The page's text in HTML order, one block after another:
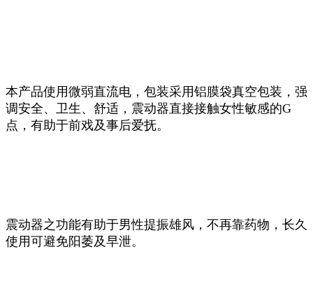
本产品使用微弱直流电，包装采用铝膜袋真空包装，强
调安全、卫生、舒适，震动器直接接触女性敏感的G
点，有助于前戏及事后爱抚。
震动器之功能有助于男性提振雄风，不再靠药物，长久
使用可避免阳萎及早泄。